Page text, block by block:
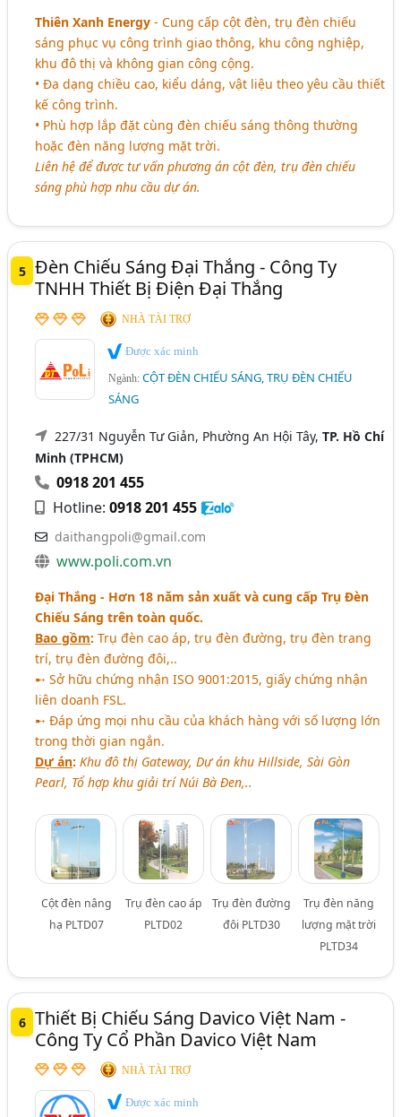
Thiên Xanh Energy - Cung cấp cột đèn, trụ đèn chiếu
sáng phục vụ công trình giao thông, khu công nghiệp,
khu đô thị và không gian công cộng.
• Đa dạng chiều cao, kiểu dáng, vật liệu theo yêu cầu thiết
kế công trình.
• Phù hợp lắp đặt cùng đèn chiếu sáng thông thường
hoặc đèn năng lượng mặt trời.
Liên hệ để được tư vấn phương án cột đèn, trụ đèn chiếu
sáng phù hợp nhu cầu dự án.
5 Đèn Chiếu Sáng Đại Thắng - Công Ty
TNHH Thiết Bị Điện Đại Thắng
NHÀ TÀI TRỢ
Được xác minh
Ngành:CỘT ĐÈN CHIẾU SÁNG, TRỤ ĐÈN CHIẾU
SÁNG
227/31 Nguyễn Tư Giản, Phường An Hội Tây,TP. Hồ Chí
Minh (TPHCM)
0918 201 455
Hotline:0918 201 455
daithangpoli@gmail.com
www.poli.com.vn
Đại Thắng - Hơn 18 năm sản xuất và cung cấp Trụ Đèn
Chiếu Sáng trên toàn quốc.
Bao gồm: Trụ đèn cao áp, trụ đèn đường, trụ đèn trang
trí, trụ đèn đường đôi,..
➸ Sở hữu chứng nhận ISO 9001:2015, giấy chứng nhận
liên doanh FSL.
➸ Đáp ứng mọi nhu cầu của khách hàng với số lượng lớn
trong thời gian ngắn.
Dự án: Khu đô thị Gateway, Dự án khu Hillside, Sài Gòn
Pearl, Tổ hợp khu giải trí Núi Bà Đen,..
Cột đèn nâng
hạ PLTD07
Trụ đèn cao áp
PLTD02
Trụ đèn đường
đôi PLTD30
Trụ đèn năng
lượng mặt trời
PLTD34
6 Thiết Bị Chiếu Sáng Davico Việt Nam -
Công Ty Cổ Phần Davico Việt Nam
NHÀ TÀI TRỢ
Được xác minh